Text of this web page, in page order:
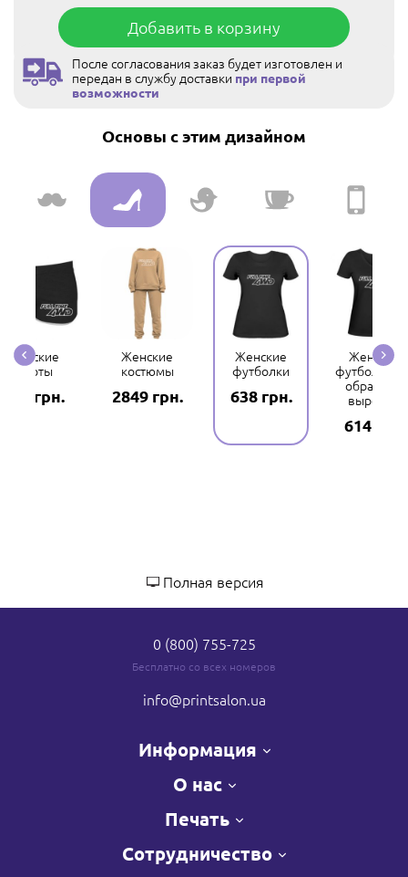
Добавить в корзину
После согласования заказ будет изготовлен и
передан в службу доставки при первой
возможности
Основы с этим дизайном
Женские
шорты
132 грн.
Женские
костюмы
2849 грн.
Женские
футболки
638 грн.
Женские
футболки с
образным
вырезом
614 грн.
Полная версия
0 (800) 755-725
Бесплатно со всех номеров
info@printsalon.ua
Информация
О нас
Печать
Сотрудничество